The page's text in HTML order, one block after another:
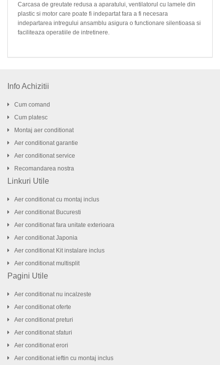
Carcasa de greutate redusa a aparatului, ventilatorul cu lamele din
plastic si motor care poate fi indepartat fara a fi necesara
indepartarea intregului ansamblu asigura o functionare silentioasa si
faciliteaza operatiile de intretinere.
Info Achizitii
Cum comand
Cum platesc
Montaj aer conditionat
Aer conditionat garantie
Aer conditionat service
Recomandarea nostra
Linkuri Utile
Aer conditionat cu montaj inclus
Aer conditionat Bucuresti
Aer conditionat fara unitate exterioara
Aer conditionat Japonia
Aer conditionat Kit instalare inclus
Aer conditionat multisplit
Pagini Utile
Aer conditionat nu incalzeste
Aer conditionat oferte
Aer conditionat preturi
Aer conditionat sfaturi
Aer conditionat erori
Aer conditionat ieftin cu montaj inclus